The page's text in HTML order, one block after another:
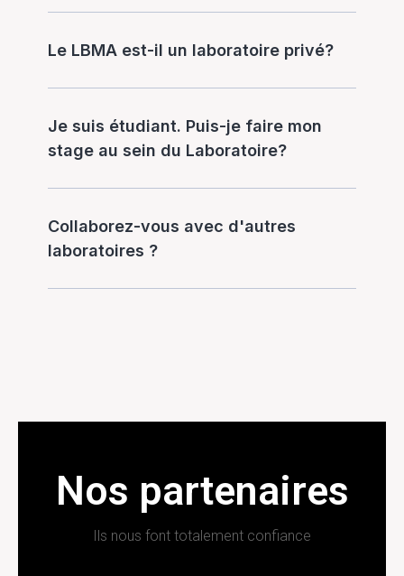
Le LBMA est-il un laboratoire privé?
Je suis étudiant. Puis-je faire mon
stage au sein du Laboratoire?
Collaborez-vous avec d'autres
laboratoires ?
Nos partenaires
Ils nous font totalement confiance